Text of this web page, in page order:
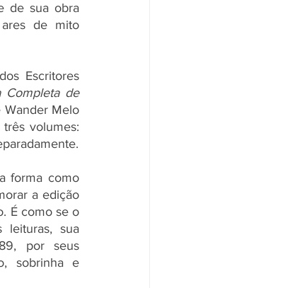
de sua obra
ares de mito
Escritores
Completa de
Wander Melo
forma como
a edição
É como se o
leituras, sua
por seus
sobrinha e